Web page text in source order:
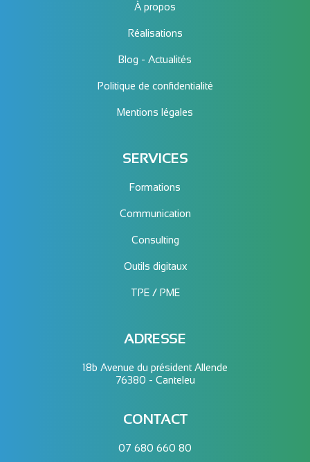
À propos
Réalisations
Blog - Actualités
Politique de confidentialité
Mentions légales
SERVICES
Formations
Communication
Consulting
Outils digitaux
TPE / PME
ADRESSE
18b Avenue du président Allende
76380 - Canteleu
CONTACT
07 680 660 80